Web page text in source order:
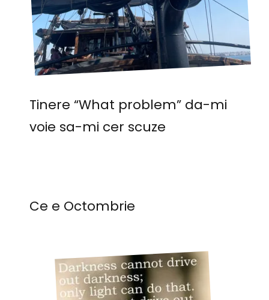
Tinere “What problem” da-mi
voie sa-mi cer scuze
Ce e Octombrie